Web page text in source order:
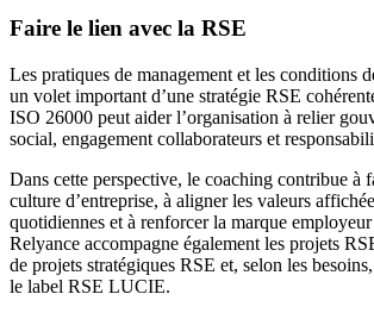
Faire le lien avec la RSE
Les pratiques de management et les conditions
un volet important d’une stratégie RSE
ISO 26000 peut aider l’organisation à relier
social, engagement collaborateurs et
Dans cette perspective, le coaching contribue à
culture d’entreprise, à aligner les valeurs
quotidiennes et à renforcer la marque
Relyance accompagne également les projets
de projets stratégiques RSE et, selon les
le label RSE LUCIE.